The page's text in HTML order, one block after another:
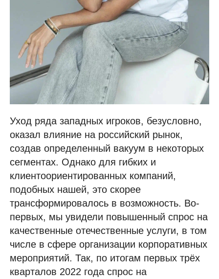
Уход ряда западных игроков, безусловно,
оказал влияние на российский рынок,
создав определенный вакуум в некоторых
сегментах. Однако для гибких и
клиентоориентированных компаний,
подобных нашей, это скорее
трансформировалось в возможность. Во-
первых, мы увидели повышенный спрос на
качественные отечественные услуги, в том
числе в сфере организации корпоративных
мероприятий. Так, по итогам первых трёх
кварталов 2022 года спрос на